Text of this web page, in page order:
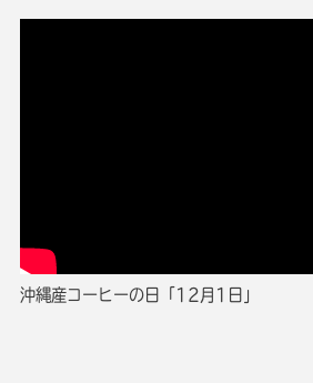
沖縄産コーヒーの日「12月1日」